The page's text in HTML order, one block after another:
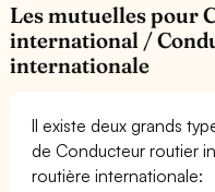
Les mutuelles pour
international /
internationale
Il existe deux grands
de Conducteur routier
routière internationale: